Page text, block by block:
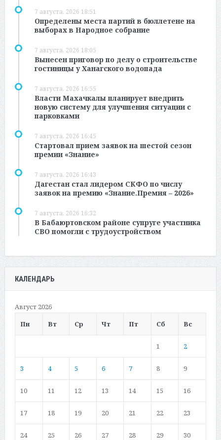
7 августа, 2026 18:51
Определены места партий в бюллетене на
выборах в Народное собрание
7 августа, 2026 18:05
Вынесен приговор по делу о строительстве
гостиницы у Ханагского водопада
7 августа, 2026 16:55
Власти Махачкалы планирует внедрить
новую систему для улучшения ситуации с
парковками
7 августа, 2026 16:45
Стартовал прием заявок на шестой сезон
премии «Знание»
7 августа, 2026 16:43
Дагестан стал лидером СКФО по числу
заявок на премию «Знание.Премия – 2026»
7 августа, 2026 16:32
В Бабаюртовском районе супруге участника
СВО помогли с трудоустройством
КАЛЕНДАРЬ
Август 2026
Пн
Вт Ср Чт Пт Сб Вс
1 2
3 4 5 6 7 8 9
10 11 12 13 14 15 16
17 18 19 20 21 22 23
24 25 26 27 28 29 30